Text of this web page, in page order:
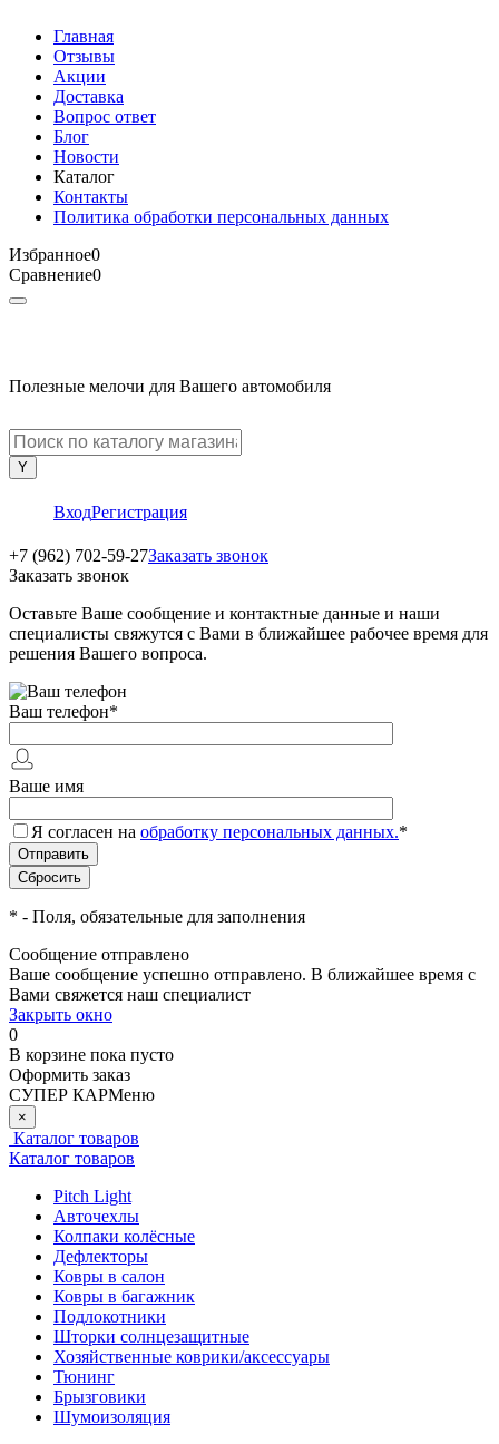
Главная
Отзывы
Акции
Доставка
Вопрос ответ
Блог
Новости
Каталог
Контакты
Политика обработки персональных данных
Избранное0
Сравнение0
Полезные мелочи для Вашего автомобиля
ВходРегистрация
+7 (962) 702-59-27Заказать звонок
Заказать звонок
Оставьте Ваше сообщение и контактные данные и наши
специалисты свяжутся с Вами в ближайшее рабочее время для
решения Вашего вопроса.
Ваш телефон*
Ваше имя
Я согласен на обработку персональных данных.*
* - Поля, обязательные для заполнения
Сообщение отправлено
Ваше сообщение успешно отправлено. В ближайшее время с
Вами свяжется наш специалист
Закрыть окно
0
В корзине пока пусто
Оформить заказ
СУПЕР КАРМеню
×
Каталог товаров
Каталог товаров
Pitch Light
Авточехлы
Колпаки колёсные
Дефлекторы
Ковры в салон
Ковры в багажник
Подлокотники
Шторки солнцезащитные
Хозяйственные коврики/аксессуары
Тюнинг
Брызговики
Шумоизоляция